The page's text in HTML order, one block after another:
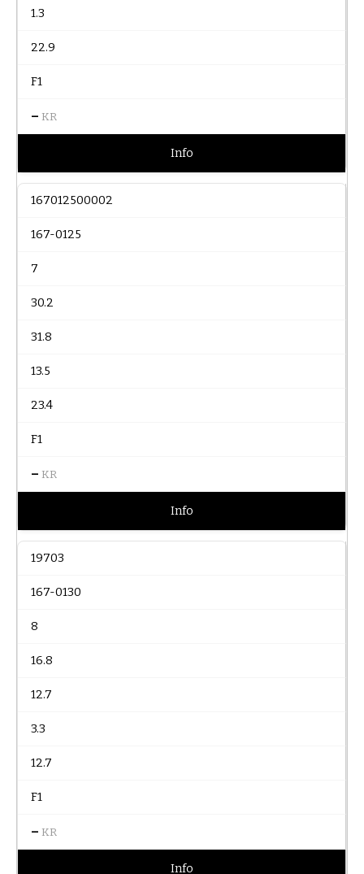
1.3
22.9
F1
– KR
Info
167012500002
167-0125
7
30.2
31.8
13.5
23.4
F1
– KR
Info
19703
167-0130
8
16.8
12.7
3.3
12.7
F1
– KR
Info